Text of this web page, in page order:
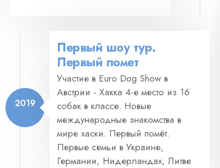
2019
Первый шоу тур.
Первый помет
Участие в Euro Dog Show в
Австрии - Хакка 4-е место из 16
собак в классе. Новые
международные знакомства в
мире хаски. Первый помёт.
Первые семьи в Украине,
Германии, Нидерландах, Литве